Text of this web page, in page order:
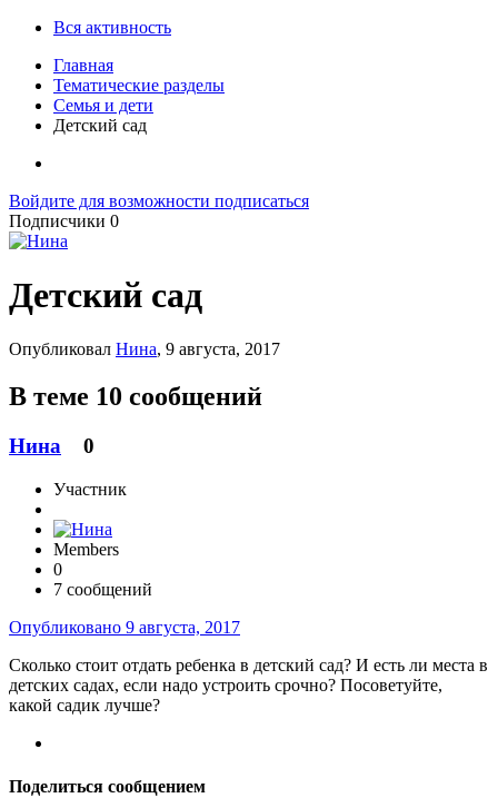
Вся активность
Главная
Тематические разделы
Семья и дети
Детский сад
Войдите для возможности подписаться
Подписчики 0
Детский сад
Опубликовал Нина, 9 августа, 2017
В теме 10 сообщений
Нина 0
Участник
Members
0
7 сообщений
Опубликовано 9 августа, 2017
Сколько стоит отдать ребенка в детский сад? И есть ли места в
детских садах, если надо устроить срочно? Посоветуйте,
какой садик лучше?
Поделиться сообщением